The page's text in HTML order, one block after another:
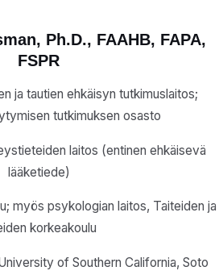
Ph.D., FAAHB, FAPA,
FSPR
ja tautien ehkäisyn tutkimuslaitos;
tutkimuksen osasto
laitos (entinen ehkäisevä
lääketiede)
myös psykologian laitos, Taiteiden ja
korkeakoulu
of Southern California, Soto